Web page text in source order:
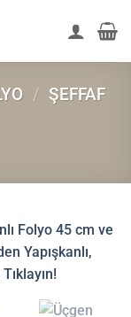
/ ŞEFFAF